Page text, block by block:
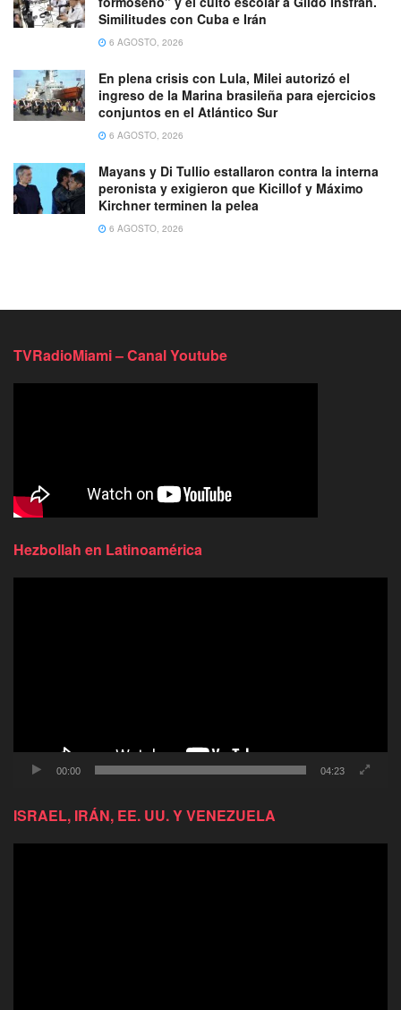
Similitudes con Cuba e Irán
6 AGOSTO, 2026
En plena crisis con Lula, Milei autorizó el
ingreso de la Marina brasileña para ejercicios
conjuntos en el Atlántico Sur
6 AGOSTO, 2026
Mayans y Di Tullio estallaron contra la interna
peronista y exigieron que Kicillof y Máximo
Kirchner terminen la pelea
6 AGOSTO, 2026
TVRadioMiami – Canal Youtube
Hezbollah en Latinoamérica
00:00 04:23
ISRAEL, IRÁN, EE. UU. Y VENEZUELA